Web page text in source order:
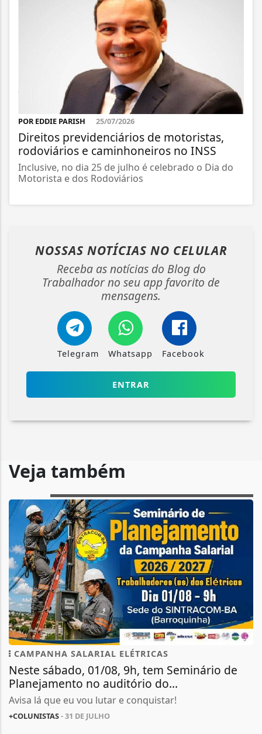
POR EDDIE PARISH 25/07/2026
Direitos previdenciários de motoristas,
rodoviários e caminhoneiros no INSS
Inclusive, no dia 25 de julho é celebrado o Dia do
Motorista e dos Rodoviários
NOSSAS NOTÍCIAS NO CELULAR
Receba as notícias do Blog do
Trabalhador no seu app favorito de
mensagens.
Telegram Whatsapp Facebook
ENTRAR
Veja também
CAMPANHA SALARIAL ELÉTRICAS
Neste sábado, 01/08, 9h, tem Seminário de
Planejamento no auditório do...
Avisa lá que eu vou lutar e conquistar!
+COLUNISTAS- 31 DE JULHO